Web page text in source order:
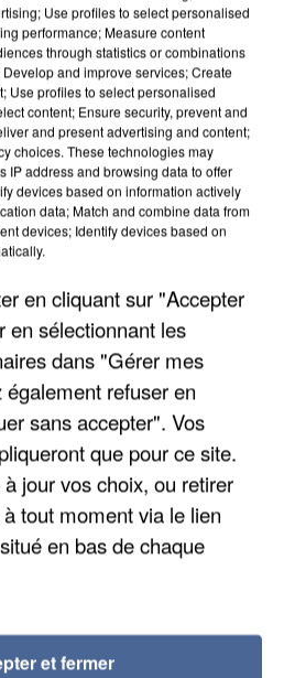
LES REFUGES
SUPPOSÉS DE LA DZ
ALGÉRIE
Use profiles to select personalised
performance; Measure content
through statistics or combinations
and improve services; Create
Use profiles to select personalised
content; Ensure security, prevent and
and present advertising and content;
choices. These technologies may
IP address and browsing data to offer
devices based on information actively
data; Match and combine data from
devices; Identify devices based on
en cliquant sur "Accepter
en sélectionnant les
dans "Gérer mes
refuser en
sans accepter". Vos
que pour ce site.
jour vos choix, ou retirer
tout moment via le lien
en bas de chaque
et fermer